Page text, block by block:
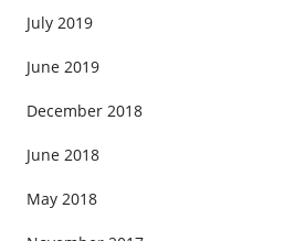
July 2019
June 2019
December 2018
June 2018
May 2018